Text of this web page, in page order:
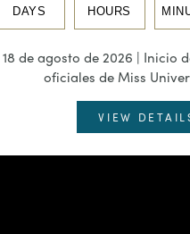
DAYS HOURS
18 de agosto de 2026 | Inicio
oficiales de Miss
VIEW